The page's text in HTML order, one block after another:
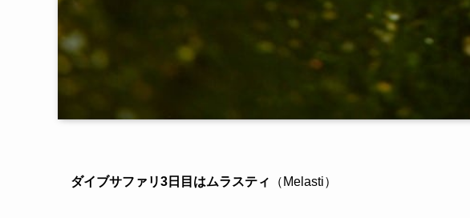
ダイブサファリ3日目はムラスティ （Melasti）